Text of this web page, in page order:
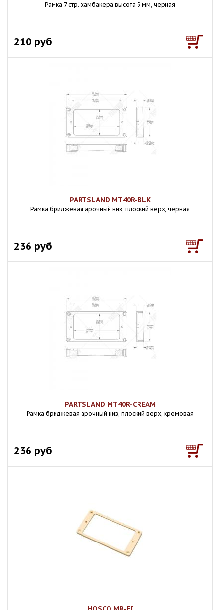
Рамка 7 стр. хамбакера высота 5 мм, черная
210 руб
PARTSLAND MT40R-BLK
Рамка бриджевая арочный низ, плоский верх, черная
236 руб
PARTSLAND MT40R-CREAM
Рамка бриджевая арочный низ, плоский верх, кремовая
236 руб